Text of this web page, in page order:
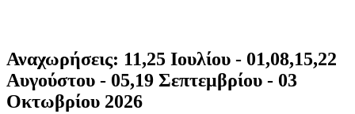
Αναχωρήσεις: 11,25 Ιουλίου - 01,08,15,22
Αυγούστου - 05,19 Σεπτεμβρίου - 03
Οκτωβρίου 2026